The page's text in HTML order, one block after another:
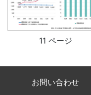
11 ページ
お問い合わせ